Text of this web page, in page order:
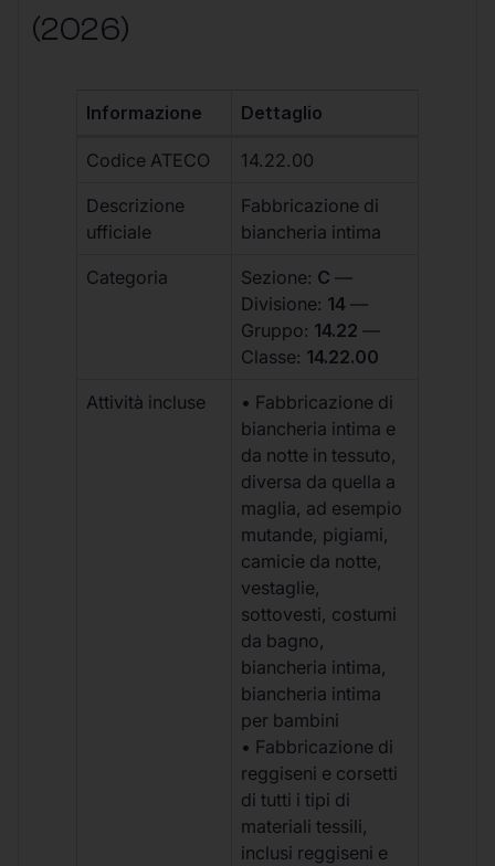
(2026)
Informazione Dettaglio
Codice ATECO 14.22.00
Descrizione
ufficiale
Fabbricazione di
biancheria intima
Categoria Sezione: C —
Divisione: 14 —
Gruppo: 14.22 —
Classe: 14.22.00
Attività incluse
• Fabbricazione di
biancheria intima e
da notte in tessuto,
diversa da quella a
maglia, ad esempio
mutande, pigiami,
camicie da notte,
vestaglie,
sottovesti, costumi
da bagno,
biancheria intima,
biancheria intima
per bambini
• Fabbricazione di
reggiseni e corsetti
di tutti i tipi di
materiali tessili,
inclusi reggiseni e